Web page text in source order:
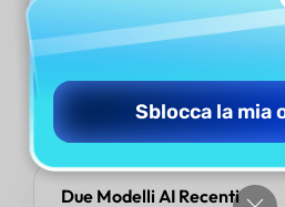
Perché usare il
Frasi da Rimorchio
Due Modelli AI Recenti
Sblocca la mia